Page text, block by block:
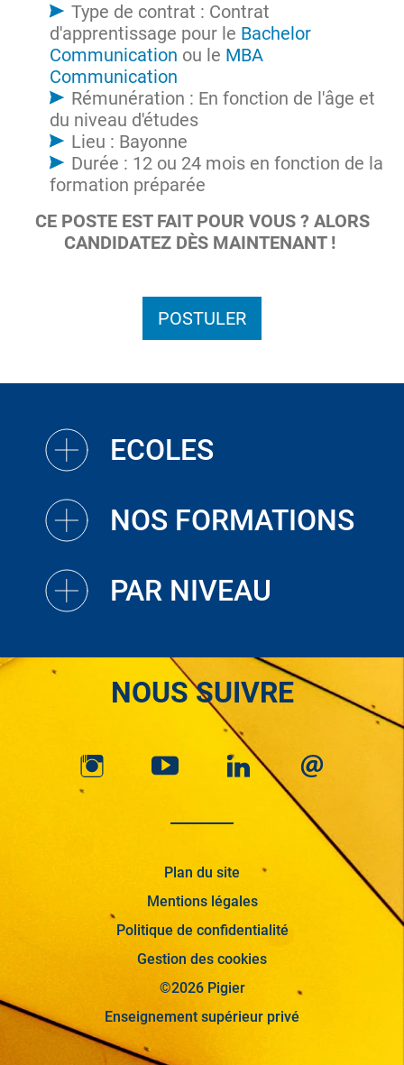
Type de contrat : Contrat
d'apprentissage pour le Bachelor
Communication ou le MBA
Communication
Rémunération : En fonction de l'âge et
du niveau d'études
Lieu : Bayonne
Durée : 12 ou 24 mois en fonction de la
formation préparée
CE POSTE EST FAIT POUR VOUS ? ALORS
CANDIDATEZ DÈS MAINTENANT !
POSTULER
ECOLES
NOS FORMATIONS
PAR NIVEAU
NOUS SUIVRE
Plan du site
Mentions légales
Politique de confidentialité
Gestion des cookies
©2026 Pigier
Enseignement supérieur privé